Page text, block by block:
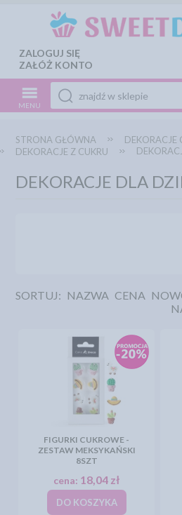
ZALOGUJ SIĘ
ZAŁÓŻ KONTO
MENU
STRONA GŁÓWNA
DEKORACJE
DEKORACJE Z CUKRU
DEKORACJE DLA
SORTUJ: NAZWA CENA
FIGURKI CUKROWE -
ZESTAW MEKSYKAŃSKI
8SZT
cena: 18,04 zł
DO KOSZYKA